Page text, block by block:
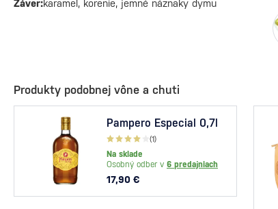
Záver:karamel, korenie, jemné náznaky dymu
Produkty podobnej vône a chuti
Pampero Especial 0,7l
(1)
Na sklade
Osobný odber v 6 predajniach
17,90 €